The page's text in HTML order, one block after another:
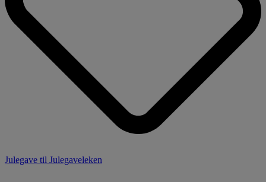
Julegave til Julegaveleken